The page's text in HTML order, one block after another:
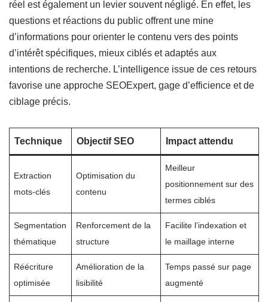
réel est également un levier souvent négligé. En effet, les
questions et réactions du public offrent une mine
d’informations pour orienter le contenu vers des points
d’intérêt spécifiques, mieux ciblés et adaptés aux
intentions de recherche. L’intelligence issue de ces retours
favorise une approche SEOExpert, gage d’efficience et de
ciblage précis.
Technique Objectif SEO Impact attendu
Extraction
mots-clés
Optimisation du
contenu
Meilleur
positionnement sur des
termes ciblés
Segmentation
thématique
Renforcement de la
structure
Facilite l’indexation et
le maillage interne
Réécriture
optimisée
Amélioration de la
lisibilité
Temps passé sur page
augmenté